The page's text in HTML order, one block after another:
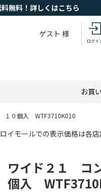
無料！詳しくはこちら
ゲスト 様
ログイ
お買
１０個入 WTF3710K010
ロイモールでの表示価格は各
ワイド２１ コ
個入